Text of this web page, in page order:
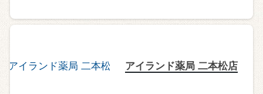
アイランド薬局 二本松店